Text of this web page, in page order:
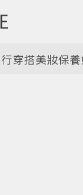
穿搭美妝保養